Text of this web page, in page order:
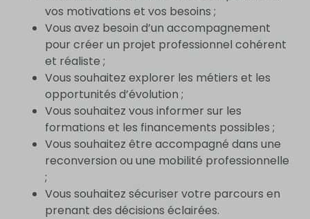
vos motivations et vos besoins ;
Vous avez besoin d’un accompagnement
pour créer un projet professionnel cohérent
et réaliste ;
Vous souhaitez explorer les métiers et les
opportunités d’évolution ;
Vous souhaitez vous informer sur les
formations et les financements possibles ;
Vous souhaitez être accompagné dans une
reconversion ou une mobilité professionnelle
;
Vous souhaitez sécuriser votre parcours en
prenant des décisions éclairées.